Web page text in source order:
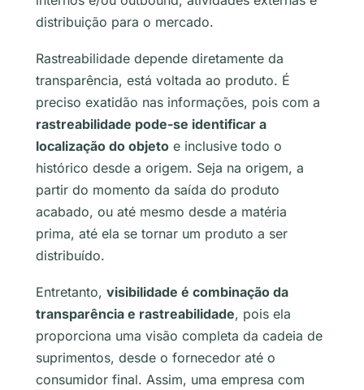
distribuição para o mercado.
Rastreabilidade depende diretamente da
transparência, está voltada ao produto. É
preciso exatidão nas informações, pois com a
rastreabilidade pode-se identificar a
localização do objeto e inclusive todo o
histórico desde a origem. Seja na origem, a
partir do momento da saída do produto
acabado, ou até mesmo desde a matéria
prima, até ela se tornar um produto a ser
distribuído.
Entretanto, visibilidade é combinação da
transparência e rastreabilidade, pois ela
proporciona uma visão completa da cadeia de
suprimentos, desde o fornecedor até o
consumidor final. Assim, uma empresa com